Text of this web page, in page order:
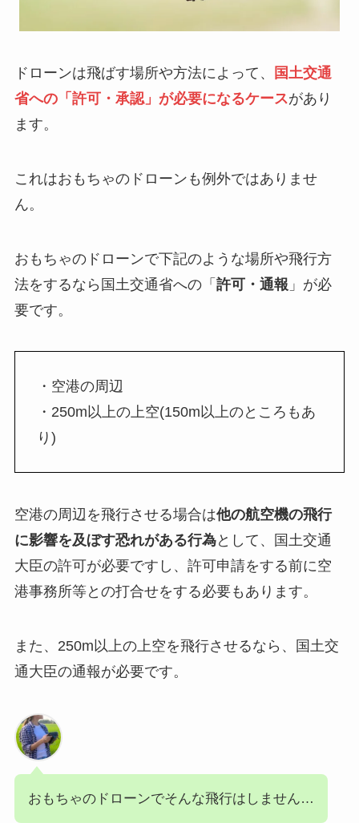
ドローンは飛ばす場所や方法によって、
国土交通
省への「許可・承認」が必要になるケースがあり
ます。
これはおもちゃのドローンも例外ではありませ
ん。
おもちゃのドローンで下記のような場所や飛行方
法をするなら国土交通省への「 許可・通報 」が必
要です。
・空港の周辺
・250m以上の上空(150m以上のところもあ
り)
空港の周辺を飛行させる場合は他の航空機の飛行
に影響を及ぼす恐れがある行為として、国土交通
大臣の許可が必要ですし、許可申請をする前に空
港事務所等との打合せをする必要もあります。
また、250m以上の上空を飛行させるなら、国土交
通大臣の通報が必要です。
おもちゃのドローンでそんな飛行はしません…